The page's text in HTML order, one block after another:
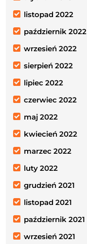
listopad 2022
październik 2022
wrzesień 2022
sierpień 2022
lipiec 2022
czerwiec 2022
maj 2022
kwiecień 2022
marzec 2022
luty 2022
grudzień 2021
listopad 2021
październik 2021
wrzesień 2021